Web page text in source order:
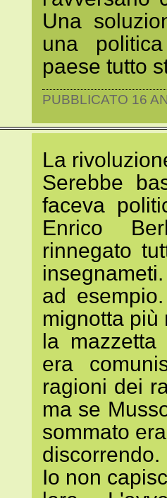
Una
una
paese tutto
PUBBLICATO 16
La
Serebbe
faceva
Enrico
rinnegato
ad
mignotta più
la
era
ragioni dei
ma se
sommato
discorrendo.
Io non